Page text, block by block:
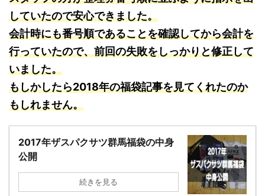
していたので安心できました。
会計時にも番号順であることを確認してから会計を
行っていたので、前回の失敗をしっかりと修正して
いました。
もしかしたら2018年の福袋記事を見てくれたのか
もしれません。
2017年ザスパクサツ群馬福袋の中身
公開
続きを見る